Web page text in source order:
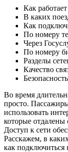
Как
В каких
Как
По номеру
Через
По номеру
Разделы
Качество
Во время
просто.
использовать
которые
Доступ к сети
Расскажем, в
как